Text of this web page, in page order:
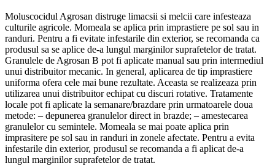
Moluscocidul Agrosan distruge limacsii si melcii care infesteaza
culturile agricole. Momeala se aplica prin imprastiere pe sol sau in
randuri. Pentru a fi evitate infestarile din exterior, se recomanda ca
produsul sa se aplice de-a lungul marginilor suprafetelor de tratat.
Granulele de Agrosan B pot fi aplicate manual sau prin intermediul
unui distribuitor mecanic. In general, aplicarea de tip imprastiere
uniforma ofera cele mai bune rezultate. Aceasta se realizeaza prin
utilizarea unui distribuitor echipat cu discuri rotative. Tratamente
locale pot fi aplicate la semanare/brazdare prin urmatoarele doua
metode: – depunerea granulelor direct in brazde; – amestecarea
granulelor cu semintele. Momeala se mai poate aplica prin
imprasitere pe sol sau in randuri in zonele afectate. Pentru a evita
infestarile din exterior, produsul se recomanda a fi aplicat de-a
lungul marginilor suprafetelor de tratat.